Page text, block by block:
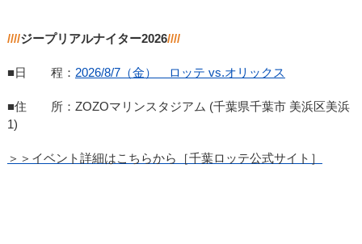
////ジープリアルナイター2026////
■日 程： 2026/8/7（金） ロッテ vs.オリックス
■住 所：ZOZOマリンスタジアム (千葉県千葉市 美浜区美浜
1)
＞＞イベント詳細はこちらから［千葉ロッテ公式サイト］